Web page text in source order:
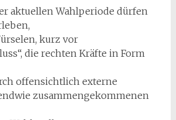
aktuellen Wahlperiode dürfen
kurz vor
die rechten Kräfte in Form
offensichtlich externe
zusammengekommenen